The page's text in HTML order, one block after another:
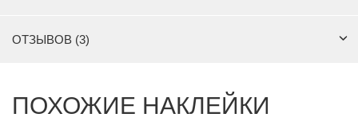
ОТЗЫВОВ (3)
ПОХОЖИЕ НАКЛЕЙКИ